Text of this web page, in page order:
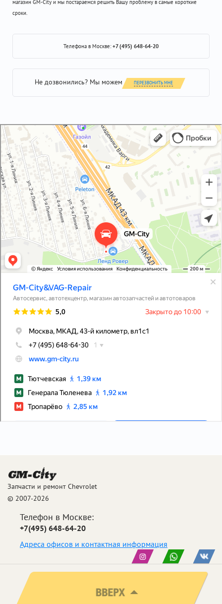
магазин GM-City и мы постараемся решить Вашу проблему в самые короткие
сроки.
Телефона в Москве:+7 (495) 648-64-20
Не дозвонились? Мы можем ПЕРЕЗВОНИТЬ МНЕ
GM-City&VAG-Repair
Автосервис, автотехцентр в Москве
Магазин автозапчастей и автотоваров в Москве
Запчасти и ремонт Chevrolet
© 2007-2026
Телефон в Москве:
+7(495) 648-64-20
Адреса офисов и контактная информация